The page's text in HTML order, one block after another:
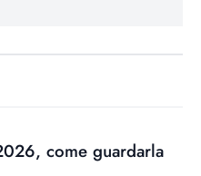
come guardarla